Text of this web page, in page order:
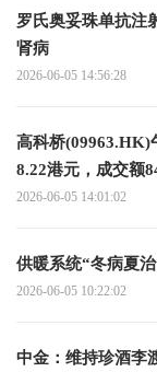
罗氏奥妥珠单抗注
肾病
2026-06-05 14:56:28
高科桥(09963.HK)
8.22港元，成交额
2026-06-05 14:01:02
供暖系统“冬病夏
2026-06-05 10:22:02
中金：维持珍酒李